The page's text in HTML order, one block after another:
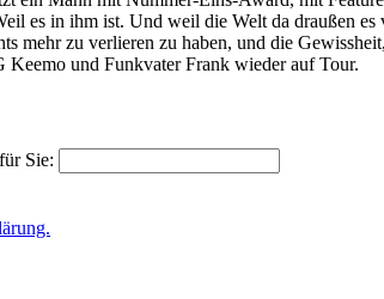
es in ihm ist. Und weil die Welt da draußen
zu verlieren zu haben, und die
und Funkvater Frank wieder auf Tour.
Sie: